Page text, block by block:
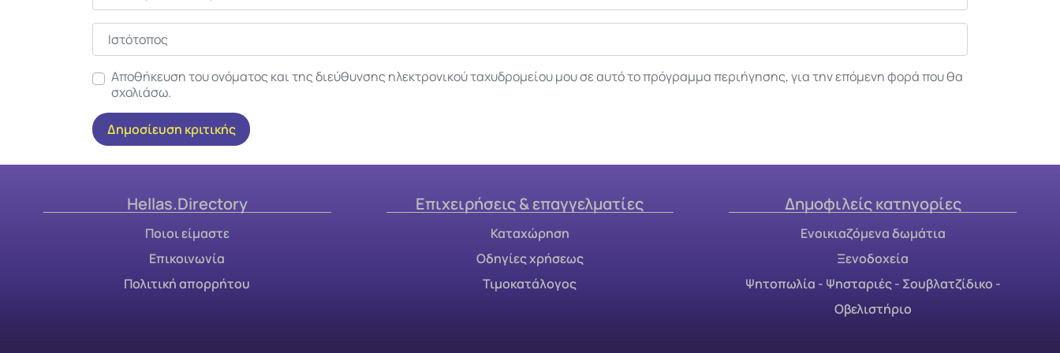
Ιστότοπος
Αποθήκευση του ονόματος και της διεύθυνσης ηλεκτρονικού ταχυδρομείου μου σε αυτό το πρόγραμμα περιήγησης, για την επόμενη φορά που θα
σχολιάσω.
Hellas.Directory
Ποιοι είμαστε
Επικοινωνία
Πολιτική απορρήτου
Επιχειρήσεις & επαγγελματίες
Καταχώρηση
Οδηγίες χρήσεως
Τιμοκατάλογος
Δημοφιλείς κατηγορίες
Ενοικιαζόμενα δωμάτια
Ξενοδοχεία
Ψητοπωλία - Ψησταριές - Σουβλατζίδικο -
Οβελιστήριο